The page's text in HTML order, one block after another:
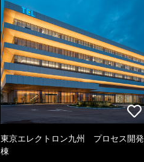
東京エレクトロン九州 プロセス開発
棟